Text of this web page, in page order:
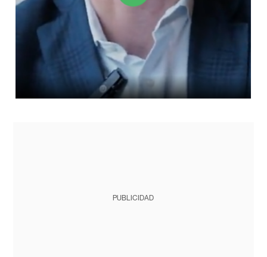
PUBLICIDAD